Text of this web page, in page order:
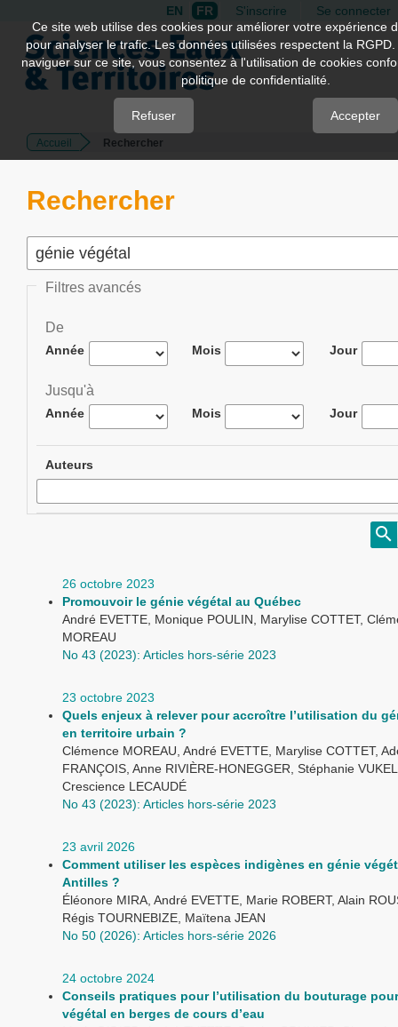
Quick
jump
page
Main
Content
EN FR S'inscrire Se connecter
Accueil Rechercher
Rechercher
Filtres avancés
De
Année Mois Jour
Jusqu'à
Année Mois Jour
Auteurs
26 octobre 2023
Promouvoir le génie végétal au Québec
André EVETTE, Monique POULIN, Marylise COTTET,
MOREAU
No 43 (2023): Articles hors-série 2023
23 octobre 2023
Quels enjeux à relever pour accroître l’utilisation du
en territoire urbain ?
Clémence MOREAU, André EVETTE, Marylise COTTET,
FRANÇOIS, Anne RIVIÈRE-HONEGGER, Stéphanie
Crescience LECAUDÉ
No 43 (2023): Articles hors-série 2023
23 avril 2026
Comment utiliser les espèces indigènes en génie
Antilles ?
Éléonore MIRA, André EVETTE, Marie ROBERT, Alain
Régis TOURNEBIZE, Maïtena JEAN
No 50 (2026): Articles hors-série 2026
24 octobre 2024
Conseils pratiques pour l’utilisation du bouturage
végétal en berges de cours d’eau
Ce site web utilise des cookies pour améliorer votre expérience
pour analyser le trafic. Les données utilisées respectent la
naviguer sur ce site, vous consentez à l'utilisation de cookies
politique de confidentialité.
Refuser Accepter